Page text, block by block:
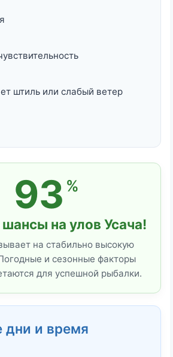
штиль или слабый ветер
93 %
на улов Усача!
на стабильно высокую
и сезонные факторы
для успешной рыбалки.
и время